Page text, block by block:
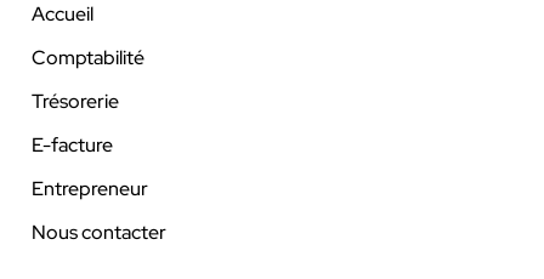
Accueil
Comptabilité
Trésorerie
E-facture
Entrepreneur
Nous contacter